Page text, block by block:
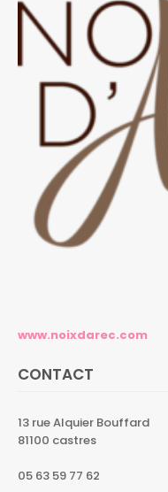
www.noixdarec.com
CONTACT
13 rue Alquier Bouffard
81100 castres
05 63 59 77 62